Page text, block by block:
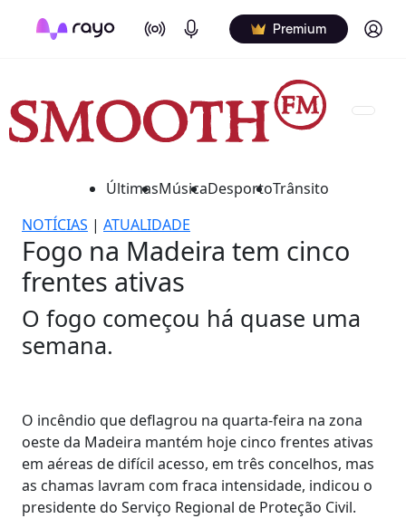
On Air Podcasts Premium Log in
ÚltimasMúsicaDesportoTrânsito
NOTÍCIAS | ATUALIDADE
Fogo na Madeira tem cinco
frentes ativas
O fogo começou há quase uma
semana.
O incêndio que deflagrou na quarta-feira na zona
oeste da Madeira mantém hoje cinco frentes ativas
em aéreas de difícil acesso, em três concelhos, mas
as chamas lavram com fraca intensidade, indicou o
presidente do Serviço Regional de Proteção Civil.